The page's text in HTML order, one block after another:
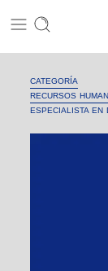
CATEGORÍA
RECURSOS
ESPECIALISTA EN